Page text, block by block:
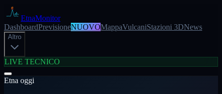
EtnaMonitor
DashboardPrevisioneNUOVOMappaVulcaniStazioni 3DNews
Altro
LIVE TECNICO
Etna oggi